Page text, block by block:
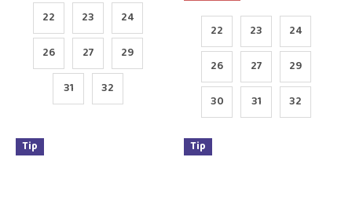
hvězdiček.
22 23 24
26 27 29
31 32
22 23 24
26 27 29
30 31 32
Tip Tip